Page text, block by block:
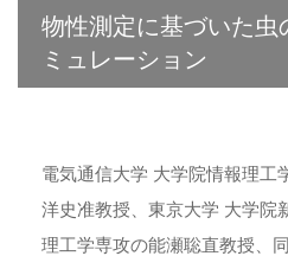
物性測定に基づいた虫
ミュレーション
電気通信大学 大学院情報理工
洋史准教授、東京大学 大学院
理工学専攻の能瀬聡直教授、